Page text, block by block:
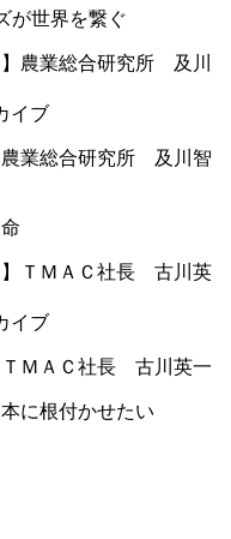
が世界を繋ぐ
イブ
農業総合研究所 及川智
イブ
ＴＭＡＣ社長 古川英一
に根付かせたい